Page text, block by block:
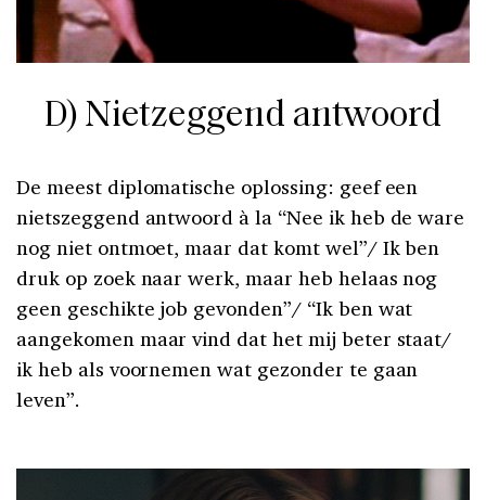
D) Nietzeggend antwoord
De meest diplomatische oplossing: geef een
nietszeggend antwoord à la “Nee ik heb de ware
nog niet ontmoet, maar dat komt wel”/ Ik ben
druk op zoek naar werk, maar heb helaas nog
geen geschikte job gevonden”/ “Ik ben wat
aangekomen maar vind dat het mij beter staat/
ik heb als voornemen wat gezonder te gaan
leven”.